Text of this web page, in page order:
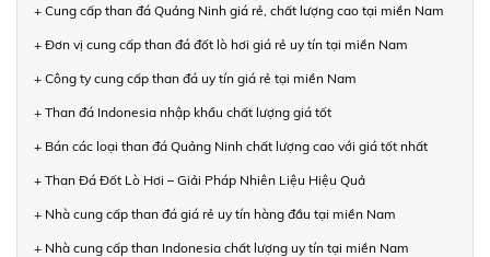
+ Cung cấp than đá Quảng Ninh giá rẻ, chất lượng cao tại miền Nam
+ Đơn vị cung cấp than đá đốt lò hơi giá rẻ uy tín tại miền Nam
+ Công ty cung cấp than đá uy tín giá rẻ tại miền Nam
+ Than đá Indonesia nhập khẩu chất lượng giá tốt
+ Bán các loại than đá Quảng Ninh chất lượng cao với giá tốt nhất
+ Than Đá Đốt Lò Hơi – Giải Pháp Nhiên Liệu Hiệu Quả
+ Nhà cung cấp than đá giá rẻ uy tín hàng đầu tại miền Nam
+ Nhà cung cấp than Indonesia chất lượng uy tín tại miền Nam